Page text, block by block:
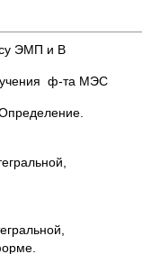
ЭМП и В
ф-та МЭС